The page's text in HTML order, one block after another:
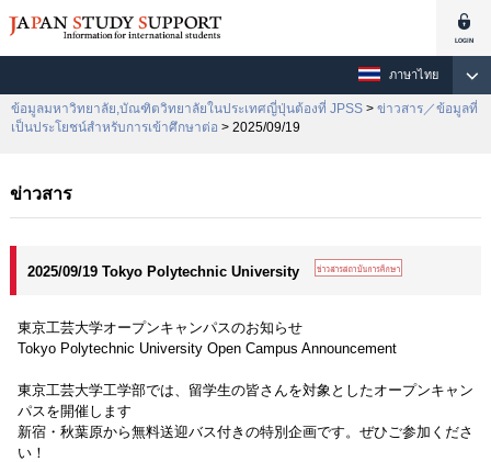
ภาษาไทย
ข้อมูลมหาวิทยาลัย,บัณฑิตวิทยาลัยในประเทศญี่ปุ่นต้องที่ JPSS > ข่าวสาร／ข้อมูลที่
เป็นประโยชน์สำหรับการเข้าศึกษาต่อ > 2025/09/19
ข่าวสาร
2025/09/19 Tokyo Polytechnic University
東京工芸大学オープンキャンパスのお知らせ
Tokyo Polytechnic University Open Campus Announcement
東京工芸大学工学部では、留学生の皆さんを対象としたオープンキャン
パスを開催します
新宿・秋葉原から無料送迎バス付きの特別企画です。ぜひご参加くださ
い！